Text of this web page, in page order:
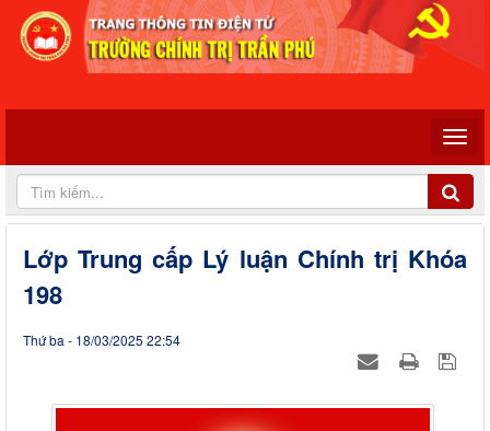
Lớp Trung cấp Lý luận Chính trị Khóa
198
Thứ ba - 18/03/2025 22:54